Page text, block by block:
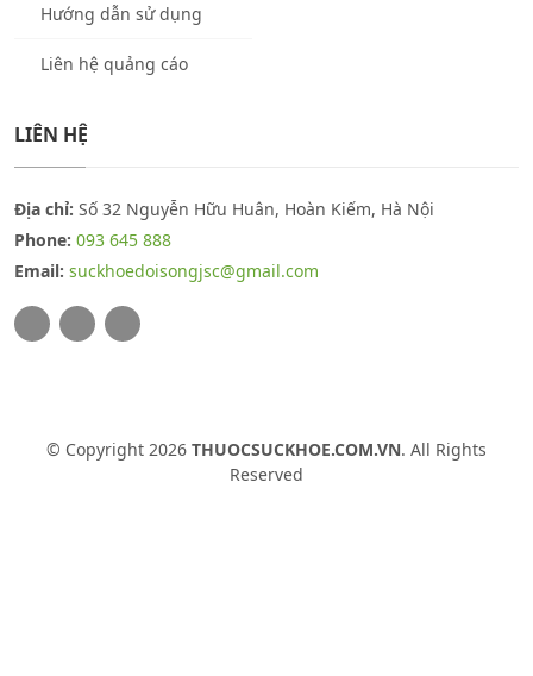
Hướng dẫn sử dụng
Liên hệ quảng cáo
LIÊN HỆ
Địa chỉ: Số 32 Nguyễn Hữu Huân, Hoàn Kiếm, Hà Nội
Phone: 093 645 888
Email: suckhoedoisongjsc@gmail.com
© Copyright 2026 THUOCSUCKHOE.COM.VN. All Rights
Reserved